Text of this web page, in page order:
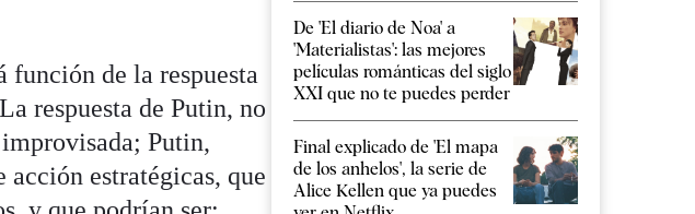
función de la respuesta
respuesta de Putin, no
Putin,
acción estratégicas, que
De 'El diario de Noa' a
'Materialistas': las mejores
películas románticas del siglo
XXI que no te puedes perder
Final explicado de 'El mapa
de los anhelos', la serie de
Alice Kellen que ya puedes